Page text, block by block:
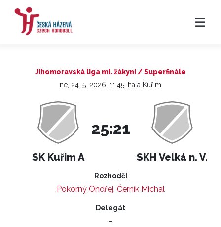
Jihomoravská liga ml. žákyní / Superfinále
ne, 24. 5. 2026, 11:45, hala Kuřim
SK Kuřim A
25:21
SKH Velká n. V.
Rozhodčí
Pokorný Ondřej, Černík Michal
Delegát
–